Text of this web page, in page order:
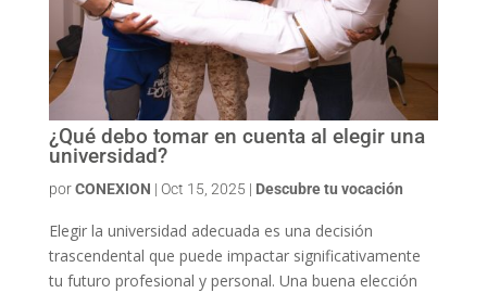
¿Qué debo tomar en cuenta al elegir una
universidad?
porCONEXION | Oct 15, 2025 | Descubre tu vocación
Elegir la universidad adecuada es una decisión
trascendental que puede impactar significativamente
tu futuro profesional y personal. Una buena elección